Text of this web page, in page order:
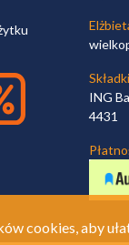
ING
4431
cookies, aby